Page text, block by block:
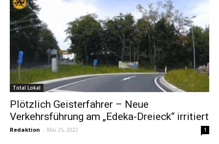
Total Lokal
Plötzlich Geisterfahrer – Neue
Verkehrsführung am „Edeka-Dreieck“ irritiert
Redaktion - Mai 25, 2022 1